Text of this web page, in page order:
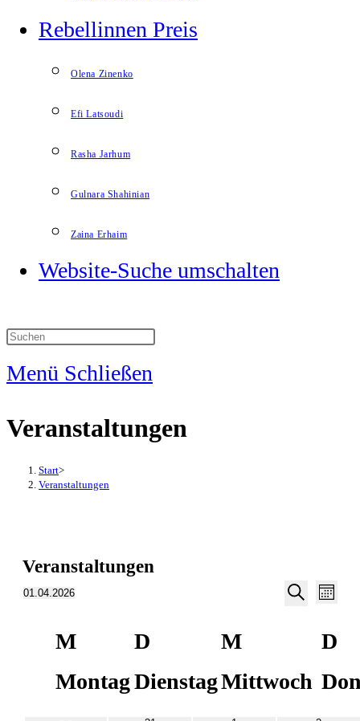
Rebellinnen Preis
Olena Zinenko
Efi Latsoudi
Rasha Jarhum
Gulnara Shahinian
Zaina Erhaim
Website-Suche umschalten
Menü Schließen
Veranstaltungen
Start>
Veranstaltungen
Veranstaltungen
Navigation
Monat
01.04.2026
Kalender
Veranstaltungen
M
Montag
D
Dienstag
M
Mittwoch
D